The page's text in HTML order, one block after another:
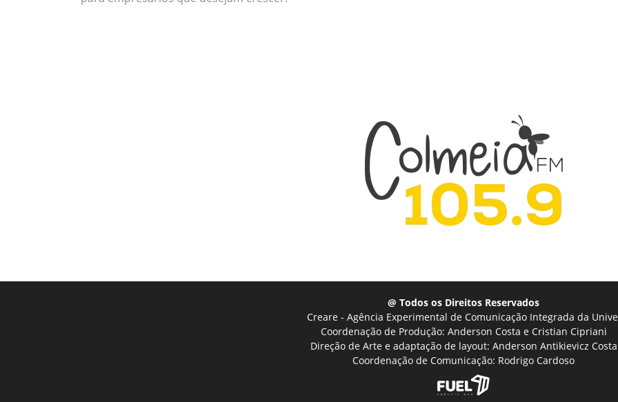
@ Todos os Direitos Reservados
Creare - Agência Experimental de Comunicação Integrada da
Coordenação de Produção: Anderson Costa e Cristian Cipriani
Direção de Arte e adaptação de layout: Anderson Antikievicz Costa
Coordenação de Comunicação: Rodrigo Cardoso